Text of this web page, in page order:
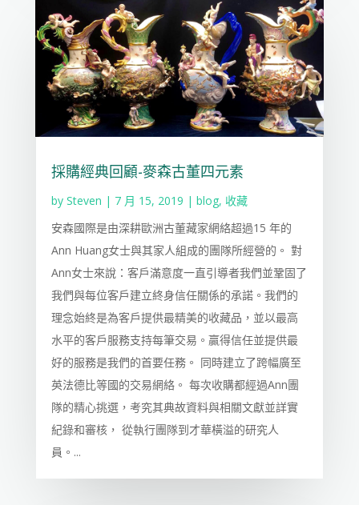
採購經典回顧-麥森古董四元素
by Steven | 7 月 15, 2019 | blog, 收藏
安森國際是由深耕歐洲古董藏家網絡超過15 年的
Ann Huang女士與其家人組成的團隊所經營的。 對
Ann女士來說：客戶滿意度一直引導者我們並鞏固了
我們與每位客戶建立終身信任關係的承諾。我們的
理念始終是為客戶提供最精美的收藏品，並以最高
水平的客戶服務支持每筆交易。贏得信任並提供最
好的服務是我們的首要任務。 同時建立了跨幅廣至
英法德比等國的交易網絡。 每次收購都經過Ann團
隊的精心挑選，考究其典故資料與相關文獻並詳實
紀錄和審核， 從執行團隊到才華橫溢的研究人
員。...